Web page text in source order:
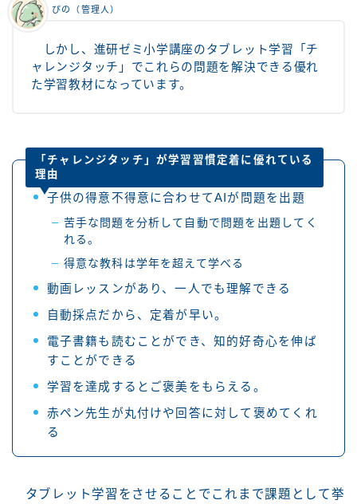
しかし、進研ゼミ小学講座のタブレット学習「チ
ャレンジタッチ」でこれらの問題を解決できる優れ
た学習教材になっています。
ぴの（管理人）
「チャレンジタッチ」が学習習慣定着に優れている
理由
子供の得意不得意に合わせてAIが問題を出題
苦手な問題を分析して自動で問題を出題してく
れる。
得意な教科は学年を超えて学べる
動画レッスンがあり、一人でも理解できる
自動採点だから、定着が早い。
電子書籍も読むことができ、知的好奇心を伸ば
すことができる
学習を達成するとご褒美をもらえる。
赤ペン先生が丸付けや回答に対して褒めてくれ
る
タブレット学習をさせることでこれまで課題として挙